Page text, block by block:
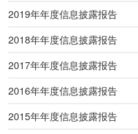
2019年年度信息披露报告
2018年年度信息披露报告
2017年年度信息披露报告
2016年年度信息披露报告
2015年年度信息披露报告